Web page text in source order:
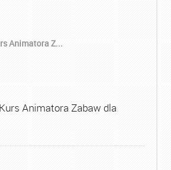
Animatora Z...
Animatora Zabaw dla